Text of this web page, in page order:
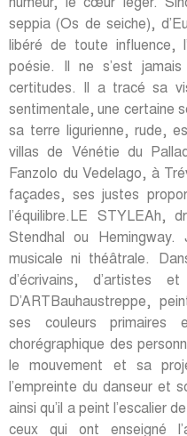
humeur, le cœur léger.
seppia (Os de seiche),
libéré de toute influence,
poésie. Il ne s’est
certitudes. Il a tracé sa
sentimentale, une certaine
sa terre ligurienne, rude,
villas de Vénétie du
Fanzolo du Vedelago, à
façades, ses justes
l’équilibre.LE STYLEAh,
Stendhal ou
musicale ni théâtrale.
d’écrivains, d’artistes
D’ARTBauhaustreppe,
ses couleurs
chorégraphique des
le mouvement et sa
l’empreinte du danseur et
ainsi qu’il a peint l’escalier
ceux qui ont enseigné